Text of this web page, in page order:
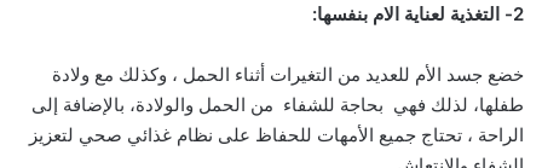
2- التغذية لعناية الام بنفسها:
خضع جسد الأم للعديد من التغيرات أثناء الحمل ، وكذلك مع ولادة
طفلها، لذلك فهي بحاجة للشفاء من الحمل والولادة، بالإضافة إلى
الراحة ، تحتاج جميع الأمهات للحفاظ على نظام غذائي صحي لتعزيز